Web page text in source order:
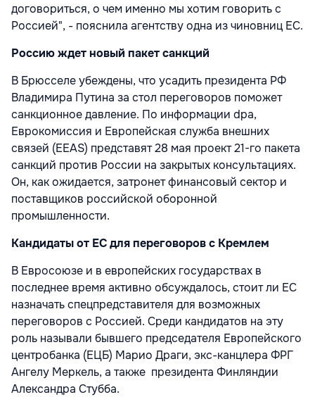
договориться, о чем именно мы хотим говорить с
Россией", - пояснила агентству одна из чиновниц ЕС.
Россию ждет новый пакет санкций
В Брюсселе убеждены, что усадить президента РФ
Владимира Путина за стол переговоров поможет
санкционное давление. По информации dpa,
Еврокомиссия и Европейская служба внешних
связей (EEAS) представят 28 мая проект 21-го пакета
санкций против России на закрытых консультациях.
Он, как ожидается, затронет финансовый сектор и
поставщиков российской оборонной
промышленности.
Кандидаты от ЕС для переговоров с Кремлем
В Евросоюзе и в европейских государствах в
последнее время активно обсуждалось, стоит ли ЕС
назначать спецпредставителя для возможных
переговоров с Россией. Среди кандидатов на эту
роль называли бывшего председателя Европейского
центробанка (ЕЦБ) Марио Драги, экс-канцлера ФРГ
Ангелу Меркель, а также президента Финляндии
Александра Стубба.